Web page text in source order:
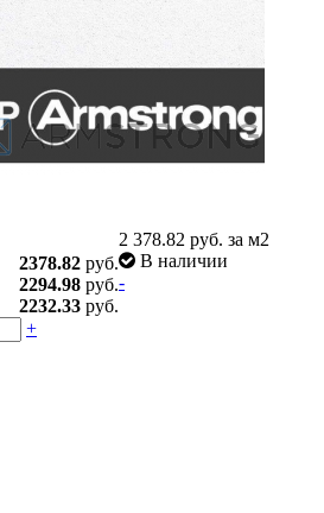
2378.82 руб.
2294.98 руб.
2232.33 руб.
2 378.82 руб. за м2
В наличии
-
+